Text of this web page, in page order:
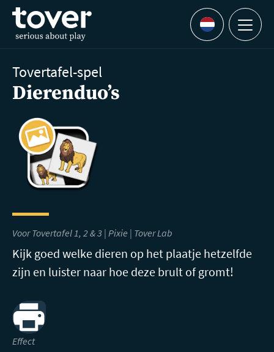
Ga naar hoofdinhoud
Languages
Menu
Tovertafel-spel
Dierenduo’s
Voor Tovertafel 1, 2 & 3 | Pixie | Tover Lab
Kijk goed welke dieren op het plaatje hetzelfde
zijn en luister naar hoe deze brult of gromt!
Print
Effect